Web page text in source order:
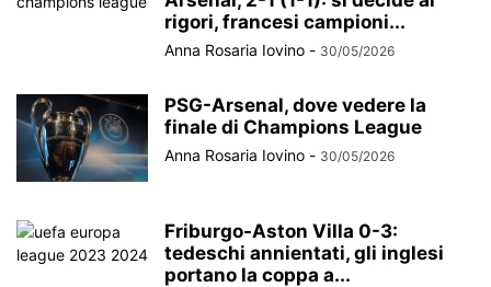
rigori, francesi campioni...
Anna Rosaria Iovino - 30/05/2026
PSG-Arsenal, dove vedere la
finale di Champions League
Anna Rosaria Iovino - 30/05/2026
Friburgo-Aston Villa 0-3:
tedeschi annientati, gli inglesi
portano la coppa a...